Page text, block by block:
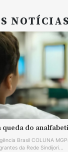
NOTÍCIAS
do
Brasil COLUNA
da Rede Sindijori...